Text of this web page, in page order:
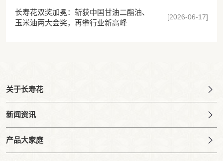
长寿花双奖加冕：斩获中国甘油二酯油、
玉米油两大金奖，再攀行业新高峰
[2026-06-17]
关于长寿花
新闻资讯
产品大家庭